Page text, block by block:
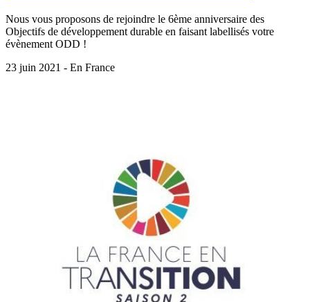
Nous vous proposons de rejoindre le 6ème anniversaire des
Objectifs de développement durable en faisant labellisés votre
évènement ODD !
23 juin 2021 - En France